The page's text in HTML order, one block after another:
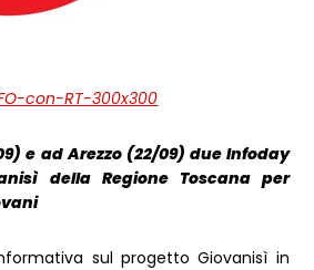
e ad Arezzo (22/09) due Infoday
della Regione Toscana per
sul progetto Giovanisì in